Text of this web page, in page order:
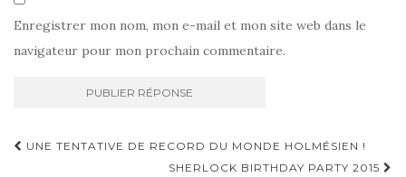
Enregistrer mon nom, mon e-mail et mon site web dans le
navigateur pour mon prochain commentaire.
UNE TENTATIVE DE RECORD DU MONDE HOLMÉSIEN !
SHERLOCK BIRTHDAY PARTY 2015